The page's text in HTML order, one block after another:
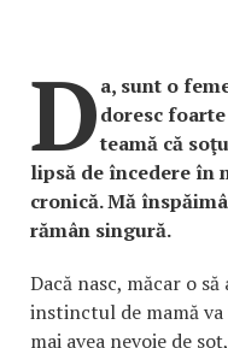
Da, sunt o
doresc
teamă că
lipsă de încedere în
cronică. Mă
rămân singură.
Dacă nasc, măcar o
instinctul de mamă
mai avea nevoie de